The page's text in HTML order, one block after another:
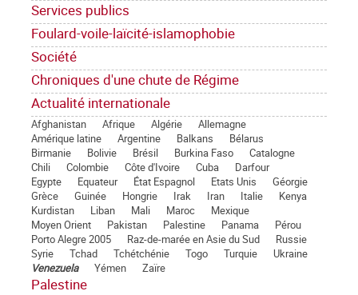
Services publics
Foulard-voile-laïcité-islamophobie
Société
Chroniques d'une chute de Régime
Actualité internationale
Afghanistan Afrique Algérie
Allemagne
Amérique latine
Argentine Balkans
Bélarus
Birmanie
Bolivie Brésil Burkina Faso
Catalogne
Chili
Colombie Côte d'Ivoire Cuba
Darfour
Egypte
Equateur État Espagnol Etats Unis
Géorgie
Grèce
Guinée Hongrie Irak Iran Italie
Kenya
Kurdistan
Liban Mali Maroc
Mexique
Moyen Orient
Pakistan Palestine Panama
Pérou
Porto Alegre 2005
Raz-de-marée en Asie du Sud
Russie
Syrie
Tchad Tchétchénie Togo Turquie
Ukraine
Venezuela
Yémen Zaïre
Palestine